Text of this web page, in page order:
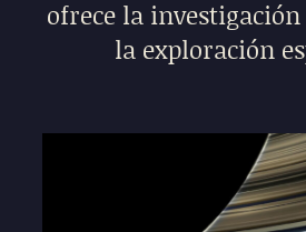
ofrece la
la exploración